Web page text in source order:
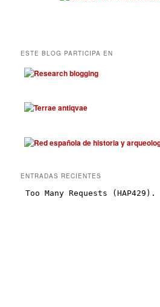
ESTE BLOG PARTICIPA EN
ENTRADAS RECIENTES